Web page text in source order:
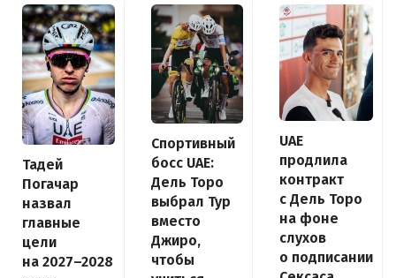
Тадей
Погачар
назвал
главные
цели
на 2027–2028
Спортивный
босс UAE:
Дель Торо
выбрал Тур
вместо
Джиро,
чтобы
UAE
продлила
контракт
с Дель Торо
на фоне
слухов
о подписании